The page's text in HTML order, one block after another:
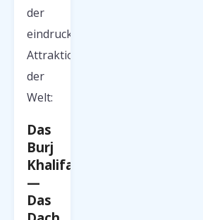
der
eindrucksvollsten
Attraktionen
der
Welt:
Das
Burj
Khalifa
—
Das